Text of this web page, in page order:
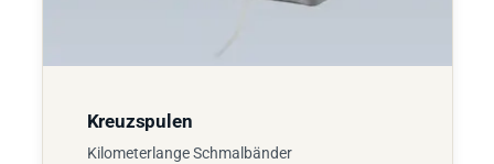
Kreuzspulen
Kilometerlange Schmalbänder